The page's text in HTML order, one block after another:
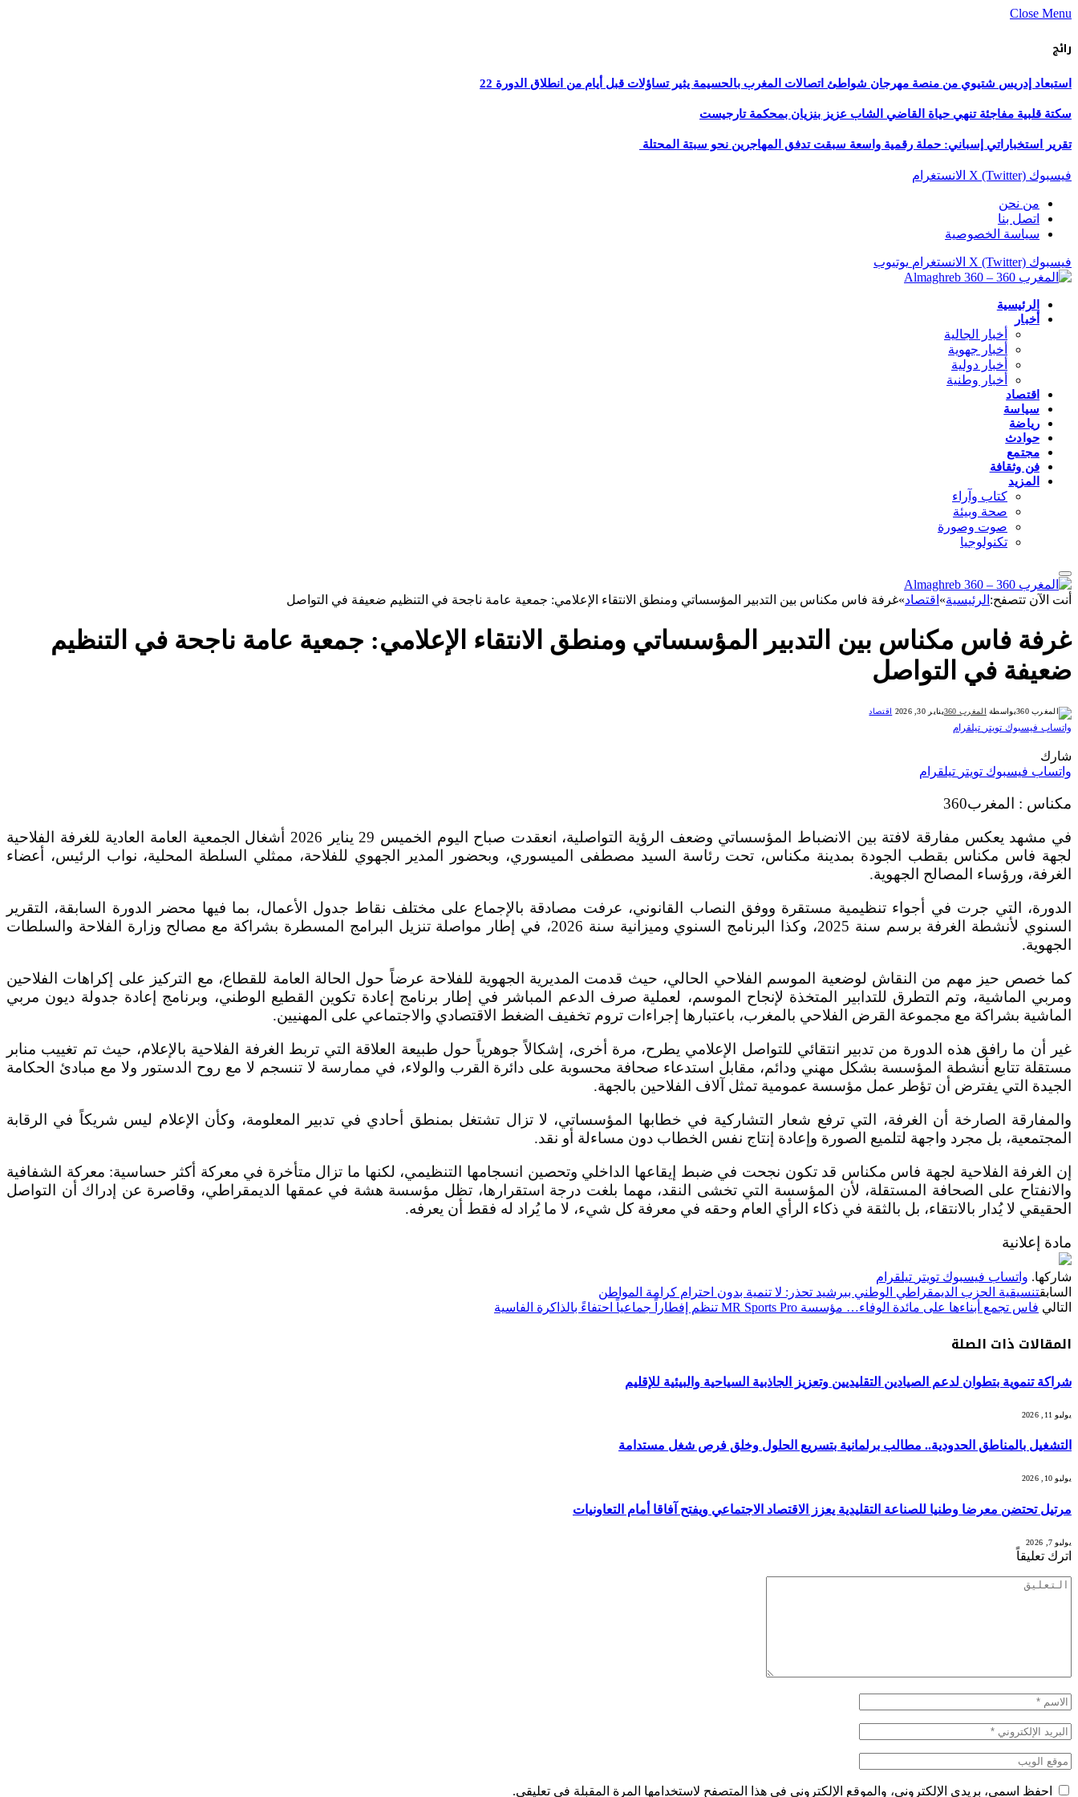
Close Menu
رائج
استبعاد إدريس شتيوي من منصة مهرجان شواطئ اتصالات المغرب بالحسيمة يثير تساؤلات قبل أيام من انطلاق الدورة 22
سكتة قلبية مفاجئة تنهي حياة القاضي الشاب عزيز بنزيان بمحكمة تارجيست
تقرير استخباراتي إسباني: حملة رقمية واسعة سبقت تدفق المهاجرين نحو سبتة المحتلة
فيسبوك X (Twitter) الانستغرام
من نحن
اتصل بنا
سياسة الخصوصية
فيسبوك X (Twitter) الانستغرام يوتيوب
الرئيسية
أخبار
أخبار الجالية
أخبار جهوية
أخبار دولية
أخبار وطنية
اقتصاد
سياسة
رياضة
حوادث
مجتمع
فن وثقافة
المزيد
كتاب وآراء
صحة وبيئة
صوت وصورة
تكنولوجيا
أنت الآن تتصفح: الرئيسية» اقتصاد»غرفة فاس مكناس بين التدبير المؤسساتي ومنطق الانتقاء الإعلامي: جمعية عامة ناجحة في التنظيم ضعيفة في التواصل
غرفة فاس مكناس بين التدبير المؤسساتي ومنطق الانتقاء الإعلامي: جمعية عامة ناجحة في التنظيم
ضعيفة في التواصل
بواسطة المغرب 360 يناير 30, 2026 اقتصاد
واتساب فيسبوك تويتر تيلقرام
شارك
واتساب فيسبوك تويتر تيلقرام
مكناس : المغرب360
في مشهد يعكس مفارقة لافتة بين الانضباط المؤسساتي وضعف الرؤية التواصلية، انعقدت صباح اليوم الخميس 29 يناير 2026 أشغال الجمعية العامة العادية للغرفة الفلاحية
لجهة فاس مكناس بقطب الجودة بمدينة مكناس، تحت رئاسة السيد مصطفى الميسوري، وبحضور المدير الجهوي للفلاحة، ممثلي السلطة المحلية، نواب الرئيس، أعضاء
الغرفة، ورؤساء المصالح الجهوية.
الدورة، التي جرت في أجواء تنظيمية مستقرة ووفق النصاب القانوني، عرفت مصادقة بالإجماع على مختلف نقاط جدول الأعمال، بما فيها محضر الدورة السابقة، التقرير
السنوي لأنشطة الغرفة برسم سنة 2025، وكذا البرنامج السنوي وميزانية سنة 2026، في إطار مواصلة تنزيل البرامج المسطرة بشراكة مع مصالح وزارة الفلاحة والسلطات
الجهوية.
كما خصص حيز مهم من النقاش لوضعية الموسم الفلاحي الحالي، حيث قدمت المديرية الجهوية للفلاحة عرضاً حول الحالة العامة للقطاع، مع التركيز على إكراهات الفلاحين
ومربي الماشية، وتم التطرق للتدابير المتخذة لإنجاح الموسم، لعملية صرف الدعم المباشر في إطار برنامج إعادة تكوين القطيع الوطني، وبرنامج إعادة جدولة ديون مربي
الماشية بشراكة مع مجموعة القرض الفلاحي بالمغرب، باعتبارها إجراءات تروم تخفيف الضغط الاقتصادي والاجتماعي على المهنيين.
غير أن ما رافق هذه الدورة من تدبير انتقائي للتواصل الإعلامي يطرح، مرة أخرى، إشكالاً جوهرياً حول طبيعة العلاقة التي تربط الغرفة الفلاحية بالإعلام، حيث تم تغييب منابر
مستقلة تتابع أنشطة المؤسسة بشكل مهني ودائم، مقابل استدعاء صحافة محسوبة على دائرة القرب والولاء، في ممارسة لا تنسجم لا مع روح الدستور ولا مع مبادئ الحكامة
الجيدة التي يفترض أن تؤطر عمل مؤسسة عمومية تمثل آلاف الفلاحين بالجهة.
والمفارقة الصارخة أن الغرفة، التي ترفع شعار التشاركية في خطابها المؤسساتي، لا تزال تشتغل بمنطق أحادي في تدبير المعلومة، وكأن الإعلام ليس شريكاً في الرقابة
المجتمعية، بل مجرد واجهة لتلميع الصورة وإعادة إنتاج نفس الخطاب دون مساءلة أو نقد.
إن الغرفة الفلاحية لجهة فاس مكناس قد تكون نجحت في ضبط إيقاعها الداخلي وتحصين انسجامها التنظيمي، لكنها ما تزال متأخرة في معركة أكثر حساسية: معركة الشفافية
والانفتاح على الصحافة المستقلة، لأن المؤسسة التي تخشى النقد، مهما بلغت درجة استقرارها، تظل مؤسسة هشة في عمقها الديمقراطي، وقاصرة عن إدراك أن التواصل
الحقيقي لا يُدار بالانتقاء، بل بالثقة في ذكاء الرأي العام وحقه في معرفة كل شيء، لا ما يُراد له فقط أن يعرفه.
مادة إعلانية
شاركها. واتساب فيسبوك تويتر تيلقرام
السابقتنسيقية الحزب الديمقراطي الوطني ببرشيد تحذر: لا تنمية بدون احترام كرامة المواطن
التالي فاس تجمع أبناءها على مائدة الوفاء… مؤسسة MR Sports Pro تنظم إفطاراً جماعياً احتفاءً بالذاكرة الفاسية
المقالات ذات الصلة
شراكة تنموية بتطوان لدعم الصيادين التقليديين وتعزيز الجاذبية السياحية والبيئية للإقليم
يوليو 11, 2026
التشغيل بالمناطق الحدودية.. مطالب برلمانية بتسريع الحلول وخلق فرص شغل مستدامة
يوليو 10, 2026
مرتيل تحتضن معرضا وطنيا للصناعة التقليدية يعزز الاقتصاد الاجتماعي ويفتح آفاقا أمام التعاونيات
يوليو 7, 2026
اترك تعليقاً
احفظ اسمي، بريدي الإلكتروني، والموقع الإلكتروني في هذا المتصفح لاستخدامها المرة المقبلة في تعليقي.